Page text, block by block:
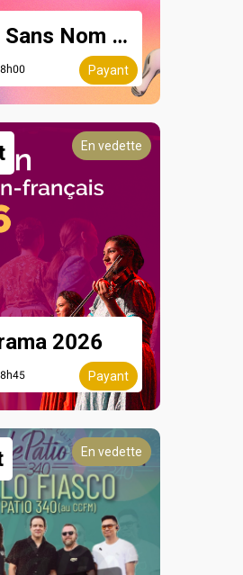
Soirée Sans Nom - 8 août
Payant
En vedette
2026
Payant
En vedette